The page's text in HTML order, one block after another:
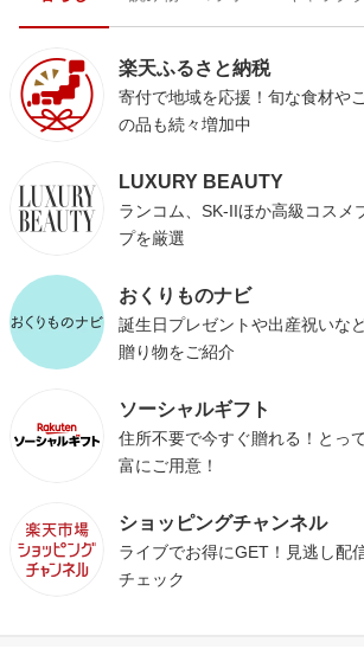
楽天ふるさと納税
寄付で地域を応援！旬な食材や
の品も続々増加中
LUXURY BEAUTY
ランコム、SK-IIほか高級コスメ
プを厳選
おくりものナビ
誕生日プレゼントや出産祝いな
贈り物をご紹介
ソーシャルギフト
住所不要で今すぐ贈れる！とっ
富にご用意！
ショッピングチャンネル
ライブでお得にGET！見逃し配
チェック